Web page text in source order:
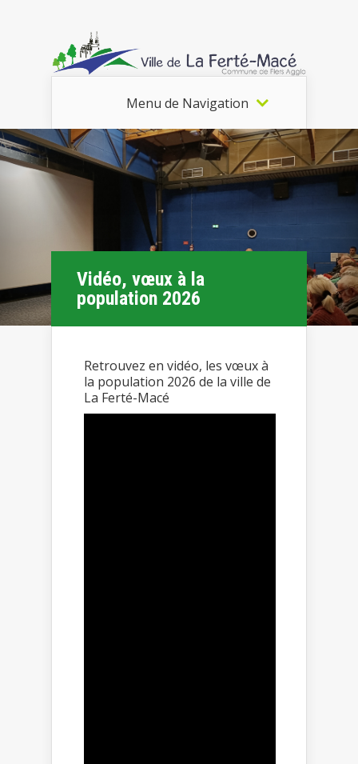
Menu de Navigation
Vidéo, vœux à la
population 2026
Retrouvez en vidéo, les vœux à
la population 2026 de la ville de
La Ferté-Macé